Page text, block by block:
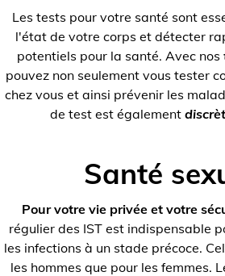
Les tests pour votre santé sont
l'état de votre corps et détecter
potentiels pour la santé. Avec nos
pouvez non seulement vous tester
chez vous et ainsi prévenir les
de test est également
Santé
Pour votre vie privée et votre
régulier des IST est indispensable
les infections à un stade précoce.
les hommes que pour les femmes.